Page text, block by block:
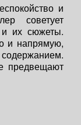
и
советует
и их сюжеты.
и напрямую,
предвещают